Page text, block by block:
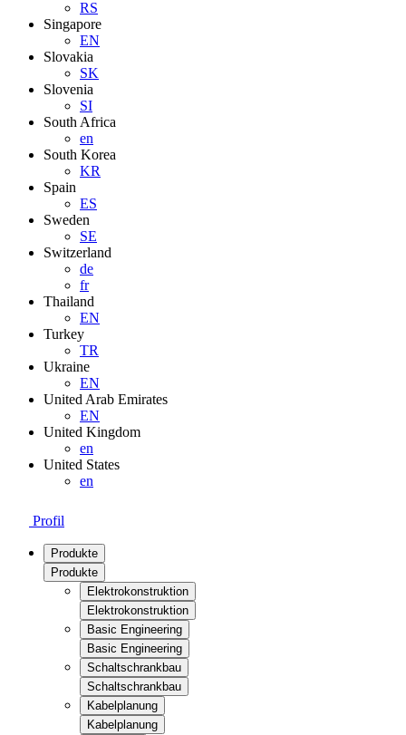
RS
Singapore
EN
Slovakia
SK
Slovenia
SI
South Africa
en
South Korea
KR
Spain
ES
Sweden
SE
Switzerland
de
fr
Thailand
EN
Turkey
TR
Ukraine
EN
United Arab Emirates
EN
United Kingdom
en
United States
en
Profil
Produkte
Produkte
Elektrokonstruktion
Elektrokonstruktion
Basic Engineering
Basic Engineering
Schaltschrankbau
Schaltschrankbau
Kabelplanung
Kabelplanung